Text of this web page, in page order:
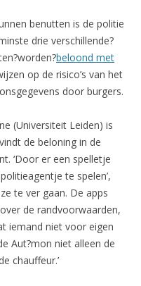
benutten is de politie
drie verschillende?
beloond met
op de risico’s van het
door burgers.
(Universiteit Leiden) is
de beloning in de
‘Door er een spelletje
te spelen’,
te ver gaan. De apps
de randvoorwaarden,
iemand niet voor eigen
Aut?mon niet alleen de
chauffeur.’